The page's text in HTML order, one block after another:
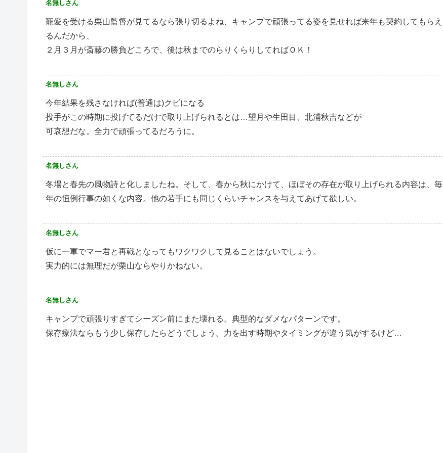
名無しさん
寵愛を受ける栗山監督が見てるなら張り切るよね、キャンプで頑張ってる姿を見せれば来年も契約してもらえ
るんだから、
２月３月が斎藤の勝負どころで、後は秋までのらりくらりしてればＯＫ！
名無しさん
今年結果を残さなければ(普通は)クビになる
投手がこの時期に投げてるだけで取り上げられるとは…望月や生田目、北浦秋吉などが
可哀想だな。全力で頑張ってるだろうに。
名無しさん
冬場と春先の風物詩と化しましたね。そして、春から秋にかけて、ほぼその存在が取り上げられる内容は、毎
年の恒例行事の如くな内容。他の若手にも同じくらいチャンスを与えてあげて欲しい。
名無しさん
仮に一軍でマー君と再戦となってもワクワクして見ることはないでしょう。
実力的には無理だが栗山ならやりかねない。
名無しさん
キャンプで頑張りすぎてシーズン前にまた壊れる。典型的なダメなパターンです。
保存療法ならもう少し保存したらどうでしょう。力を出す時期やタイミングが違う気がするけど…